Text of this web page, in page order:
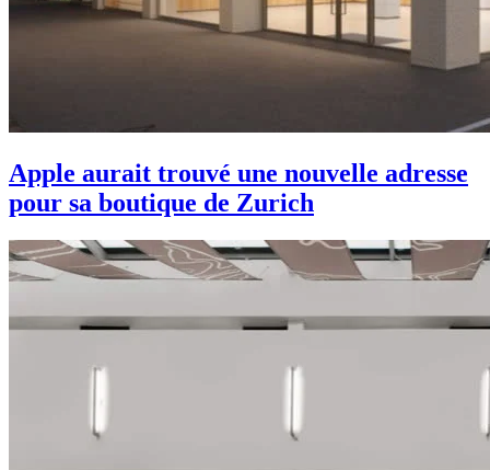
Apple aurait trouvé une nouvelle adresse
pour sa boutique de Zurich